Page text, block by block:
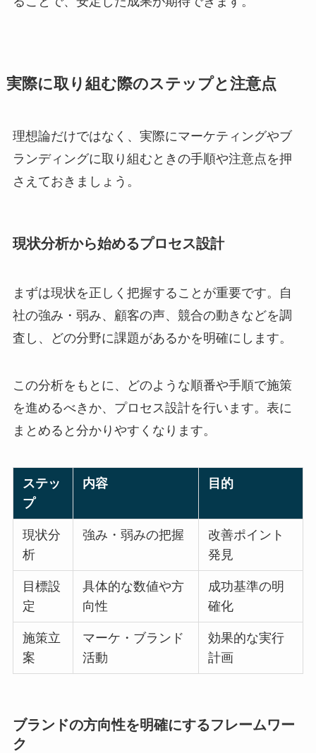
実際に取り組む際のステップと注意点
理想論だけではなく、実際にマーケティングやブ
ランディングに取り組むときの手順や注意点を押
さえておきましょう。
現状分析から始めるプロセス設計
まずは現状を正しく把握することが重要です。自
社の強み・弱み、顧客の声、競合の動きなどを調
査し、どの分野に課題があるかを明確にします。
この分析をもとに、どのような順番や手順で施策
を進めるべきか、プロセス設計を行います。表に
まとめると分かりやすくなります。
ステッ
プ
内容 目的
現状分
析
強み・弱みの把握
改善ポイント
発見
目標設
定
具体的な数値や方
向性
成功基準の明
確化
施策立
案
マーケ・ブランド
活動
効果的な実行
計画
ブランドの方向性を明確にするフレームワー
ク